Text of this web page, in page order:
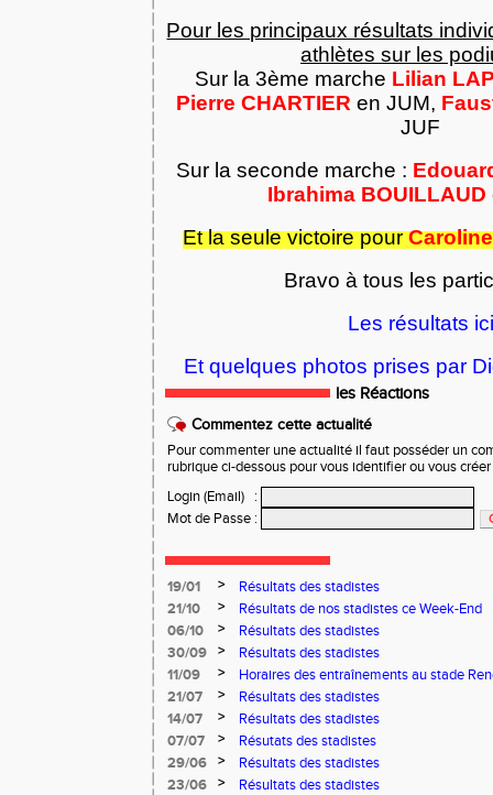
Pour les principaux résultats
athlètes sur les
Sur la 3ème marche Lilian
Pierre CHARTIER en JUM,
JUF
Sur la seconde marche :
Ibrahima BOUILLAUD
Et la seule victoire pour
Bravo à tous les
Les résultats ici
Et quelques photos prises par
les Réactions
Commentez cette actualité
Pour commenter une actualité il faut posséder un
rubrique ci-dessous pour vous identifier ou vous
Login (Email)
:
Mot de Passe :
19/01 >
Résultats des stadistes
21/10
>
Résultats de nos stadistes ce Week-End
06/10
>
Résultats des stadistes
30/09
>
Résultats des stadistes
11/09
>
Horaires des entraînements au stade
21/07
>
Résultats des stadistes
14/07
>
Résultats des stadistes
07/07
>
Résutats des stadistes
29/06
>
Résultats des stadistes
23/06
>
Résultats des stadistes